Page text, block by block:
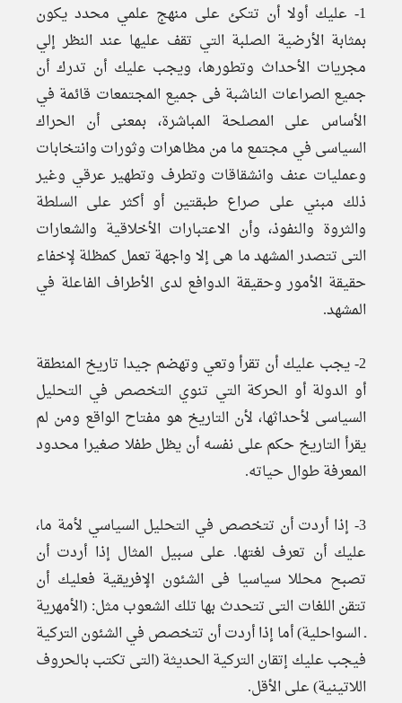
1- عليك أولا أن تتكئ على منهج علمي محدد يكون
بمثابة الأرضية الصلبة التي تقف عليها عند النظر إلي
مجريات الأحداث وتطورها، ويجب عليك أن تدرك أن
جميع الصراعات الناشبة فى جميع المجتمعات قائمة في
الأساس على المصلحة المباشرة، بمعنى أن الحراك
السياسى في مجتمع ما من مظاهرات وثورات وانتخابات
وعمليات عنف وانشقاقات وتطرف وتطهير عرقي وغير
ذلك مبني على صراع طبقتين أو أكثر على السلطة
والثروة والنفوذ، وأن الاعتبارات الأخلاقية والشعارات
التى تتصدر المشهد ما هى إلا واجهة تعمل كمظلة لإخفاء
حقيقة الأمور وحقيقة الدوافع لدى الأطراف الفاعلة في
المشهد.
2- يجب عليك أن تقرأ وتعي وتهضم جيدا تاريخ المنطقة
أو الدولة أو الحركة التي تنوي التخصص في التحليل
السياسى لأحداثها، لأن التاريخ هو مفتاح الواقع ومن لم
يقرأ التاريخ حكم على نفسه أن يظل طفلا صغيرا محدود
المعرفة طوال حياته.
3- إذا أردت أن تتخصص في التحليل السياسي لأمة ما،
عليك أن تعرف لغتها. على سبيل المثال إذا أردت أن
تصبح محللا سياسيا فى الشئون الإفريقية فعليك أن
تتقن اللغات التى تتحدث بها تلك الشعوب مثل: (الأمهرية
ـ السواحلية) أما إذا أردت أن تتخصص في الشئون التركية
فيجب عليك إتقان التركية الحديثة (التى تكتب بالحروف
اللاتينية) على الأقل.